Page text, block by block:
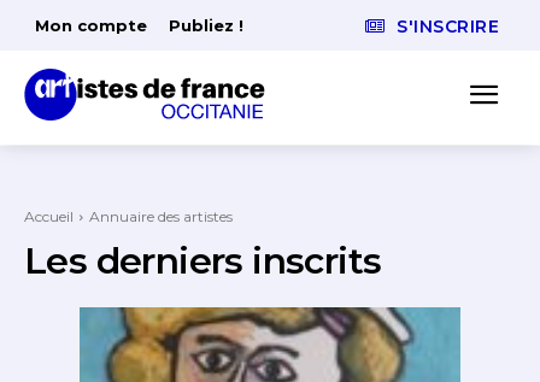
Mon compte Publiez ! S'INSCRIRE
Accueil Annuaire des artistes
Les derniers inscrits